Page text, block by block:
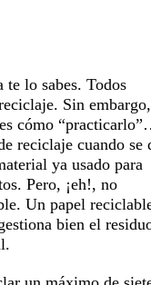
lo sabes. Todos
Sin
cómo
reciclaje cuando se
ya usado para
Pero, ¡eh!, no
. Un papel
bien el